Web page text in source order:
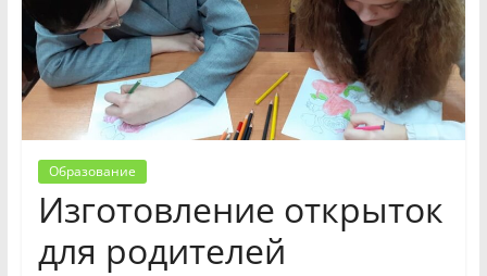
Образование
Изготовление открыток
для родителей